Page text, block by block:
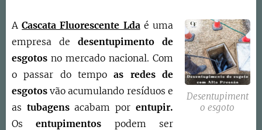
Desentupiment
o esgoto
ACascata Fluorescente Ldaé uma
empresa de desentupimento de
esgotos no mercado nacional. Com
o passar do tempoas redes de
esgotos vão acumulando resíduos e
as tubagensacabam por entupir.
Osentupimentos podem ser